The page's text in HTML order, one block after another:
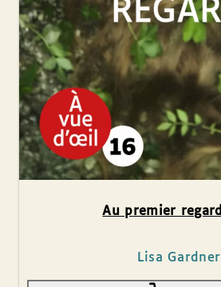
Au premier regard
Lisa Gardner